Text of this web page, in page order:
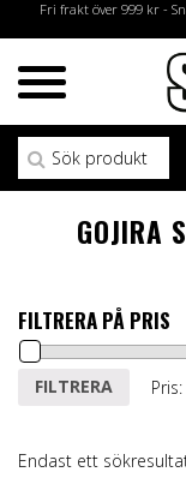
Fri frakt över 999 kr -
Sök efter:
GOJIRA
FILTRERA PÅ PRIS
Min
MaxFILTRERA Pris:
Endast ett